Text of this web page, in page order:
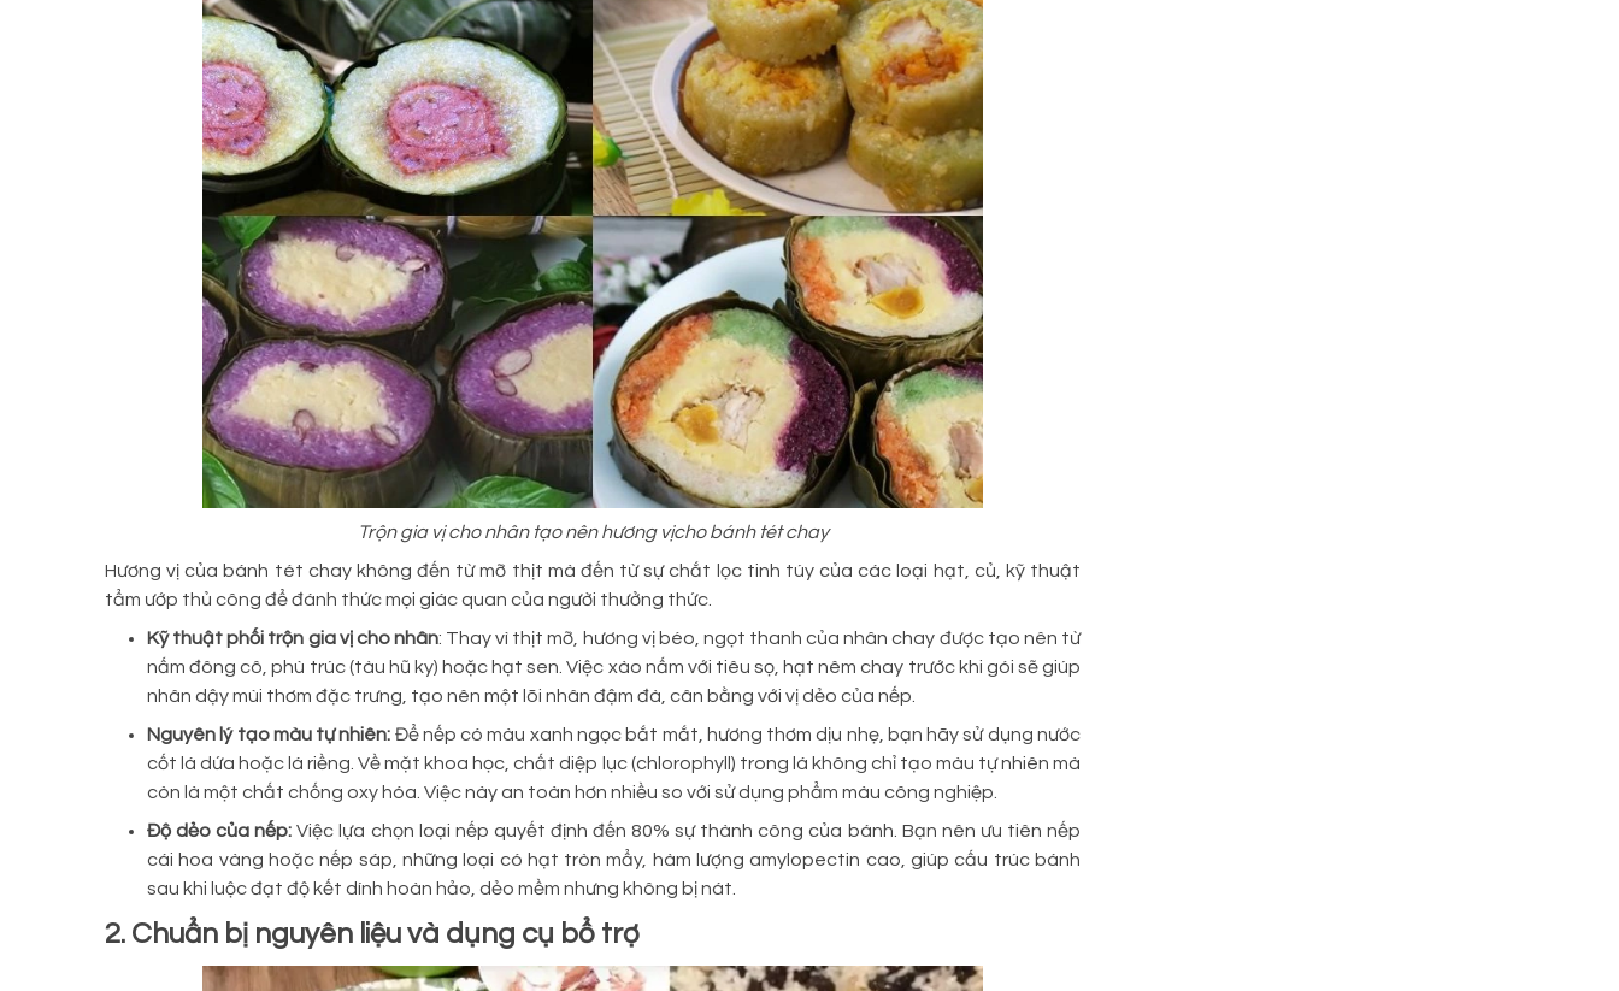
Trộn gia vị cho nhân tạo nên hương vịcho bánh tét chay
Hương vị của bánh tét chay không đến từ mỡ thịt mà đến từ sự chắt lọc tinh túy của các loại hạt, củ, kỹ thuật
tẩm ướp thủ công để đánh thức mọi giác quan của người thưởng thức.
Kỹ thuật phối trộn gia vị cho nhân: Thay vì thịt mỡ, hương vị béo, ngọt thanh của nhân chay được tạo nên từ
nấm đông cô, phù trúc (tàu hũ ky) hoặc hạt sen. Việc xào nấm với tiêu sọ, hạt nêm chay trước khi gói sẽ giúp
nhân dậy mùi thơm đặc trưng, tạo nên một lõi nhân đậm đà, cân bằng với vị dẻo của nếp.
Nguyên lý tạo màu tự nhiên: Để nếp có màu xanh ngọc bắt mắt, hương thơm dịu nhẹ, bạn hãy sử dụng nước
cốt lá dứa hoặc lá riềng. Về mặt khoa học, chất diệp lục (chlorophyll) trong lá không chỉ tạo màu tự nhiên mà
còn là một chất chống oxy hóa. Việc này an toàn hơn nhiều so với sử dụng phẩm màu công nghiệp.
Độ dẻo của nếp:Việc lựa chọn loại nếp quyết định đến 80% sự thành công của bánh. Bạn nên ưu tiên nếp
cái hoa vàng hoặc nếp sáp, những loại có hạt tròn mẩy, hàm lượng amylopectin cao, giúp cấu trúc bánh
sau khi luộc đạt độ kết dính hoàn hảo, dẻo mềm nhưng không bị nát.
2. Chuẩn bị nguyên liệu và dụng cụ bổ trợ